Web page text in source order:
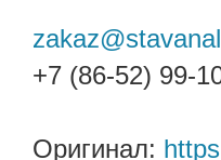
+7 (86-52) 99-
Оригинал: